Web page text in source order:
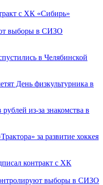
с ХК «Сибирь»
выборы в СИЗО
в Челябинской
День физкультурника в
из-за знакомства в
за развитие хоккея
контракт с ХК
выборы в СИЗО